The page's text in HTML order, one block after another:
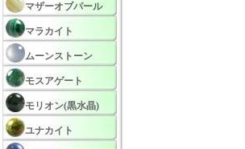
マザーオブパール
マラカイト
ムーンストーン
モスアゲート
モリオン(黒水晶)
ユナカイト